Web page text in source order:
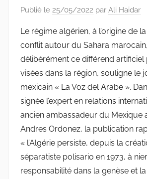
Publié le 25/05/2022 par Ali Haidar
Le régime algérien, à l’origine de
conflit autour du Sahara
délibérément ce différend artificiel
visées dans la région, souligne le
mexicain « La Voz del Arabe ».
signée l’expert en relations
ancien ambassadeur du Mexique
Andres Ordonez, la publication
« l’Algérie persiste, depuis la
séparatiste polisario en 1973, à
responsabilité dans la genèse et